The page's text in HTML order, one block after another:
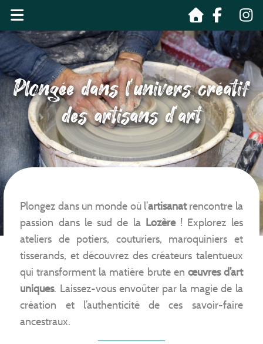
Plongée dans l’univers créatif
des artisans d’art
Plongez dans un monde où l’artisanatrencontre la
passion dans le sud de la Lozère! Explorez les
ateliers de potiers, couturiers, maroquiniers et
tisserands, et découvrez des créateurs talentueux
qui transforment la matière brute en œuvres d’art
uniques. Laissez-vous envoûter par la magie de la
création et l’authenticité de ces savoir-faire
ancestraux.